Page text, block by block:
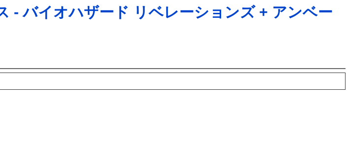
-バイオハザード リベレーションズ + アンベー